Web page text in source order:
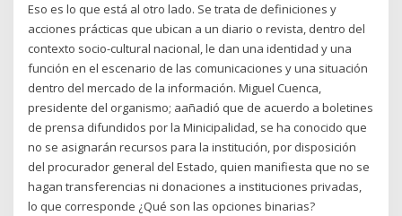
Eso es lo que está al otro lado. Se trata de definiciones y
acciones prácticas que ubican a un diario o revista, dentro del
contexto socio-cultural nacional, le dan una identidad y una
función en el escenario de las comunicaciones y una situación
dentro del mercado de la información. Miguel Cuenca,
presidente del organismo; aañadió que de acuerdo a boletines
de prensa difundidos por la Minicipalidad, se ha conocido que
no se asignarán recursos para la institución, por disposición
del procurador general del Estado, quien manifiesta que no se
hagan transferencias ni donaciones a instituciones privadas,
lo que corresponde ¿Qué son las opciones binarias?